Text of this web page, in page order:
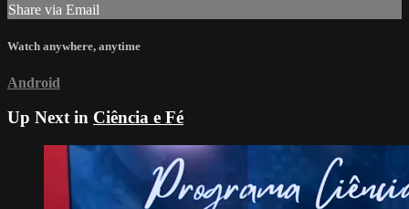
Share via Email
Watch anywhere, anytime
Android
Up Next in Ciência e Fé